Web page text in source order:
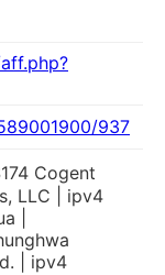
937
Cogent
LLC | ipv4
|
| ipv4